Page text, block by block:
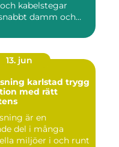
kabelstegar
damm och
13. jun
karlstad trygg
med rätt
är en
del i många
miljöer i och runt